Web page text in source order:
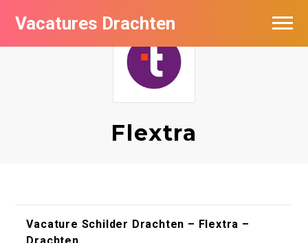
Vacatures Drachten
Flextra
Vacature Schilder Drachten – Flextra –
Vacatures per bedrijf in Drachten
De populairste vacatures in Drachten